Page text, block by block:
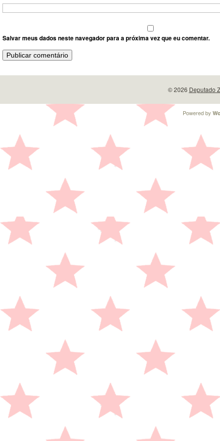
Salvar meus dados neste navegador para a próxima vez que eu comentar.
© 2026 Deputado
Powered by